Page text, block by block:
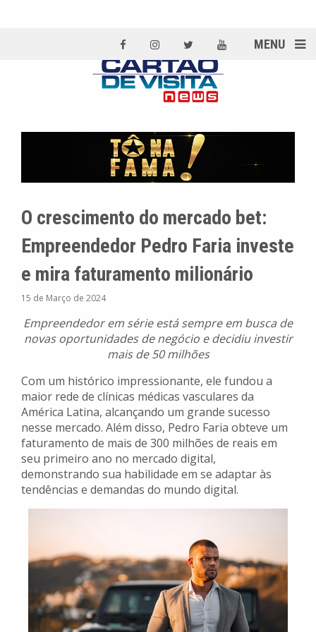
MENU
O crescimento do mercado bet:
Empreendedor Pedro Faria investe
e mira faturamento milionário
15 de Março de 2024
Empreendedor em série está sempre em busca de
novas oportunidades de negócio e decidiu investir
mais de 50 milhões
Com um histórico impressionante, ele fundou a
maior rede de clínicas médicas vasculares da
América Latina, alcançando um grande sucesso
nesse mercado. Além disso, Pedro Faria obteve um
faturamento de mais de 300 milhões de reais em
seu primeiro ano no mercado digital,
demonstrando sua habilidade em se adaptar às
tendências e demandas do mundo digital.